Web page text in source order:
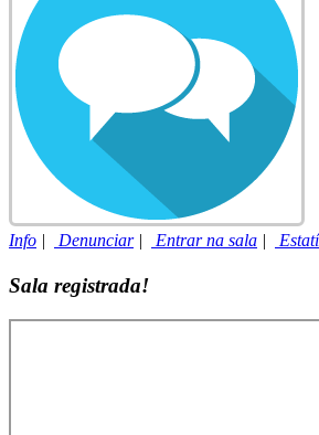
Info | Denunciar| Entrar na sala |
Sala registrada!